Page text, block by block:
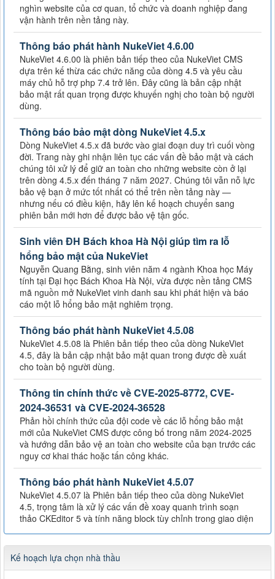
nghìn website của cơ quan, tổ chức và doanh nghiệp đang
vận hành trên nền tảng này.
Thông báo phát hành NukeViet 4.6.00
NukeViet 4.6.00 là phiên bản tiếp theo của NukeViet CMS
dựa trên kế thừa các chức năng của dòng 4.5 và yêu cầu
máy chủ hỗ trợ php 7.4 trở lên. Đây cũng là bản cập nhật
bảo mật rất quan trọng được khuyến nghị cho toàn bộ người
dùng.
Thông báo bảo mật dòng NukeViet 4.5.x
Dòng NukeViet 4.5.x đã bước vào giai đoạn duy trì cuối vòng
đời. Trang này ghi nhận liên tục các vấn đề bảo mật và cách
chúng tôi xử lý để giữ an toàn cho những website còn ở lại
trên dòng 4.5.x đến tháng 7 năm 2027. Chúng tôi vẫn nỗ lực
bảo vệ bạn ở mức tốt nhất có thể trên nền tảng này —
nhưng nếu có điều kiện, hãy lên kế hoạch chuyển sang
phiên bản mới hơn để được bảo vệ tận gốc.
Sinh viên ĐH Bách khoa Hà Nội giúp tìm ra lỗ
hổng bảo mật của NukeViet
Nguyễn Quang Bằng, sinh viên năm 4 ngành Khoa học Máy
tính tại Đại học Bách Khoa Hà Nội, vừa được nền tảng CMS
mã nguồn mở NukeViet vinh danh sau khi phát hiện và báo
cáo một lỗ hổng bảo mật nghiêm trọng.
Thông báo phát hành NukeViet 4.5.08
NukeViet 4.5.08 là Phiên bản tiếp theo của dòng NukeViet
4.5, đây là bản cập nhật bảo mật quan trong được đề xuất
cho toàn bộ người dùng.
Thông tin chính thức về CVE-2025-8772, CVE-
2024-36531 và CVE-2024-36528
Phản hồi chính thức của đội code về các lỗ hổng bảo mật
mới của NukeViet CMS được công bố trong năm 2024-2025
và hướng dẫn bảo vệ an toàn cho website của bạn trước các
nguy cơ khai thác hoặc tấn công khác.
Thông báo phát hành NukeViet 4.5.07
NukeViet 4.5.07 là Phiên bản tiếp theo của dòng NukeViet
4.5, trọng tâm là xử lý các vấn đề xoay quanh trình soạn
thảo CKEditor 5 và tính năng block tùy chỉnh trong giao diện
Kế hoạch lựa chọn nhà thầu